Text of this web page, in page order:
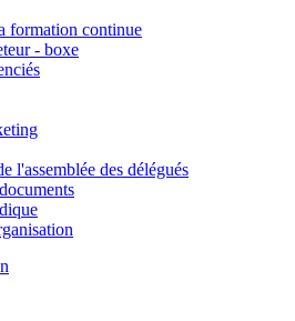
formation continue
- boxe
l'assemblée des délégués